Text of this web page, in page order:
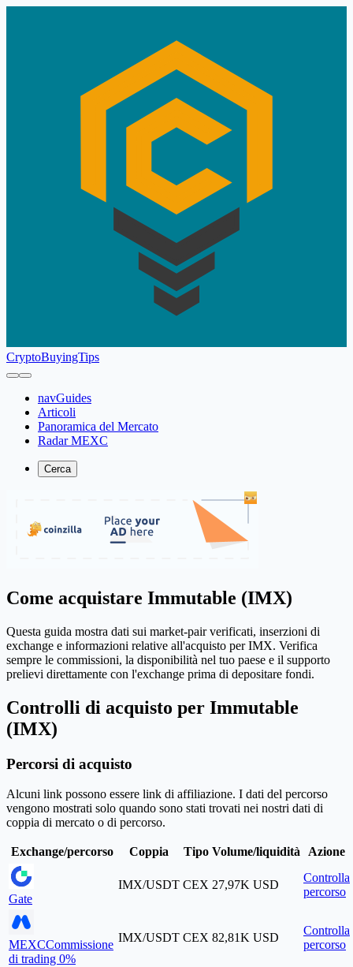
CryptoBuyingTips
navGuides
Articoli
Panoramica del Mercato
Radar MEXC
Cerca
Come acquistare Immutable (IMX)
Questa guida mostra dati sui market-pair verificati, inserzioni di
exchange e informazioni relative all'acquisto per IMX. Verifica
sempre le commissioni, la disponibilità nel tuo paese e il supporto
prelievi direttamente con l'exchange prima di depositare fondi.
Controlli di acquisto per Immutable
(IMX)
Percorsi di acquisto
Alcuni link possono essere link di affiliazione. I dati del percorso
vengono mostrati solo quando sono stati trovati nei nostri dati di
coppia di mercato o di percorso.
Exchange/percorso Coppia Tipo Volume/liquidità Azione
Gate
IMX/USDT CEX 27,97K USD
Controlla
percorso
MEXCCommissione
di trading 0%
IMX/USDT CEX 82,81K USD
Controlla
percorso